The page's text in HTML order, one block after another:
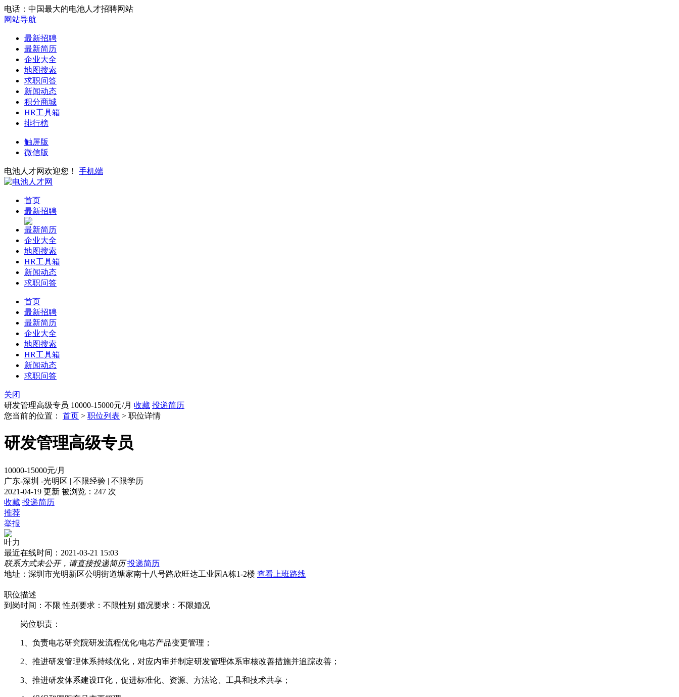
电话：中国最大的电池人才招聘网站
网站导航
最新招聘
最新简历
企业大全
地图搜索
求职问答
新闻动态
积分商城
HR工具箱
排行榜
触屏版
微信版
电池人才网欢迎您！ 手机端
首页
最新招聘
最新简历
企业大全
地图搜索
HR工具箱
新闻动态
求职问答
首页
最新招聘
最新简历
企业大全
地图搜索
HR工具箱
新闻动态
求职问答
关闭
研发管理高级专员 10000-15000元/月 收藏 投递简历
您当前的位置： 首页 > 职位列表 > 职位详情
研发管理高级专员
10000-15000元/月
广东-深圳 -光明区 | 不限经验 | 不限学历
2021-04-19 更新 被浏览： 247 次
收藏 投递简历
推荐
举报
叶力
最近在线时间：2021-03-21 15:03
联系方式未公开，请直接投递简历 投递简历
地址：深圳市光明新区公明街道塘家南十八号路欣旺达工业园A栋1-2楼 查看上班路线
职位描述
到岗时间：不限 性别要求：不限性别 婚况要求：不限婚况
岗位职责：
1、负责电芯研究院研发流程优化/电芯产品变更管理；
2、推进研发管理体系持续优化，对应内审并制定研发管理体系审核改善措施并追踪改善；
3、推进研发体系建设IT化，促进标准化、资源、方法论、工具和技术共享；